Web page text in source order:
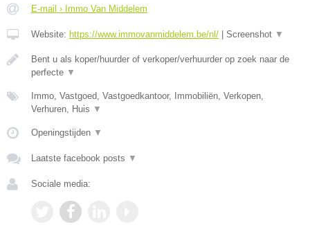
E-mail › Immo Van Middelem
Website: https://www.immovanmiddelem.be/nl/ Screenshot ▼
Bent u als koper/huurder of verkoper/verhuurder op zoek naar de
perfecte ▼
Immo, Vastgoed, Vastgoedkantoor, Immobiliën, Verkopen,
Verhuren, Huis ▼
Openingstijden ▼
Laatste facebook posts ▼
Sociale media: